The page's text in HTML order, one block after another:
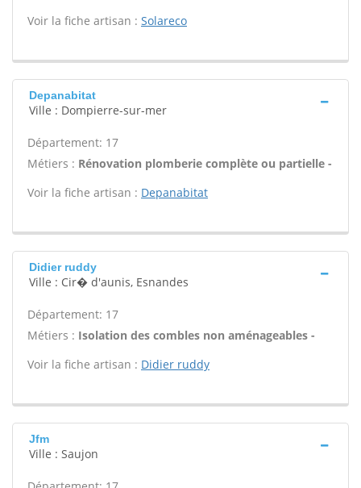
Voir la fiche artisan : Solareco
Depanabitat
Ville : Dompierre-sur-mer
Département: 17
Métiers : Rénovation plomberie complète ou partielle -
Voir la fiche artisan : Depanabitat
Didier ruddy
Ville : Cir� d'aunis, Esnandes
Département: 17
Métiers : Isolation des combles non aménageables -
Voir la fiche artisan : Didier ruddy
Jfm
Ville : Saujon